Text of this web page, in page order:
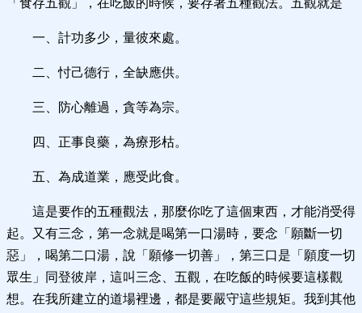
「食存五觀」，在吃飯的時候，要存著五種觀法。五觀就是
一、計功多少，量彼來處。
二、忖己德行，全缺應供。
三、防心離過，貪等為宗。
四、正事良藥，為療形枯。
五、為成道業，應受此食。
這是要作的五種觀法，那麼你吃了這個東西，才能消受得
起。又有三念，第一念就是喝第一口湯時，要念「願斷一切
惡」，喝第二口湯，說「願修一切善」，第三口是「願度一切
眾生」同登彼岸，這叫三念、五觀，在吃飯的時候要這樣觀
想。在我所建立的道場裡邊，都是要嚴守這些規矩。我到其他